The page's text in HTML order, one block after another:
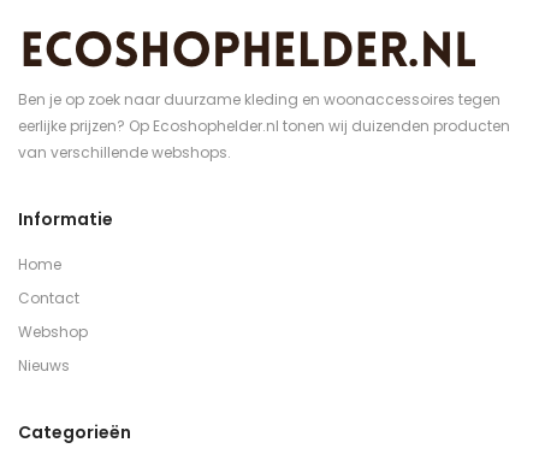
Ben je op zoek naar duurzame kleding en woonaccessoires tegen
eerlijke prijzen? Op Ecoshophelder.nl tonen wij duizenden producten
van verschillende webshops.
Informatie
Home
Contact
Webshop
Nieuws
Categorieën